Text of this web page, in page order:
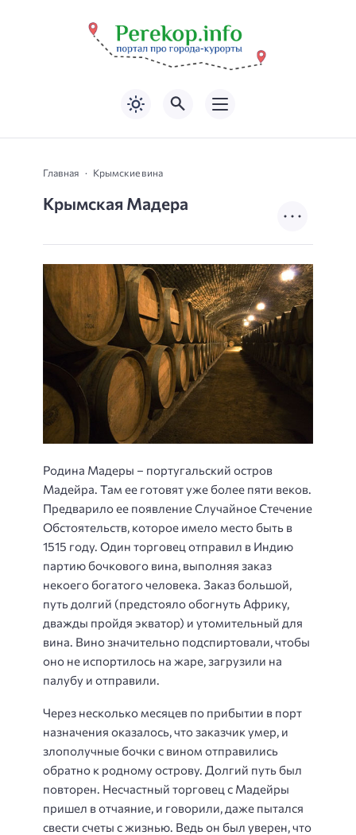
Главная Крымские вина
Крымская Мадера
Родина Мадеры – португальский остров
Мадейра. Там ее готовят уже более пяти веков.
Предварило ее появление Случайное Стечение
Обстоятельств, которое имело место быть в
1515 году. Один торговец отправил в Индию
партию бочкового вина, выполняя заказ
некоего богатого человека. Заказ большой,
путь долгий (предстояло обогнуть Африку,
дважды пройдя экватор) и утомительный для
вина. Вино значительно подспиртовали, чтобы
оно не испортилось на жаре, загрузили на
палубу и отправили.
Через несколько месяцев по прибытии в порт
назначения оказалось, что заказчик умер, и
злополучные бочки с вином отправились
обратно к родному острову. Долгий путь был
повторен. Несчастный торговец с Мадейры
пришел в отчаяние, и говорили, даже пытался
свести счеты с жизнью. Ведь он был уверен, что